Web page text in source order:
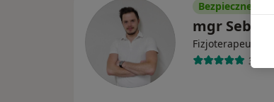
Bezpieczne
mgr
Fizjoterapeuta
36